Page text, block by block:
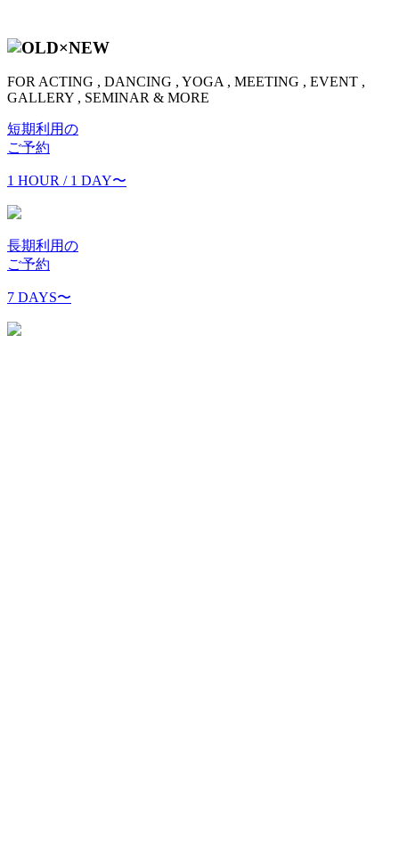
FOR ACTING , DANCING , YOGA , MEETING , EVENT ,
GALLERY , SEMINAR & MORE
短期利用の
ご予約
1 HOUR / 1 DAY〜
長期利用の
ご予約
7 DAYS〜